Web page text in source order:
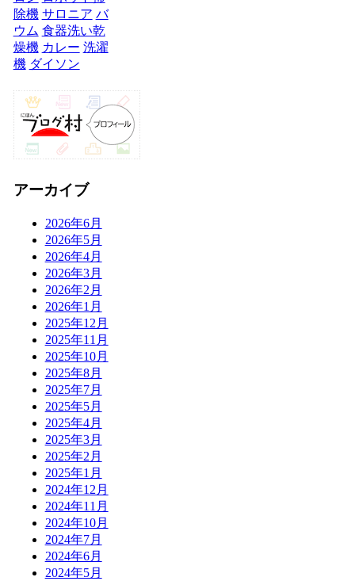
除機 サロニア バ
ウム 食器洗い乾
燥機 カレー 洗濯
機 ダイソン
アーカイブ
2026年6月
2026年5月
2026年4月
2026年3月
2026年2月
2026年1月
2025年12月
2025年11月
2025年10月
2025年8月
2025年7月
2025年5月
2025年4月
2025年3月
2025年2月
2025年1月
2024年12月
2024年11月
2024年10月
2024年7月
2024年6月
2024年5月